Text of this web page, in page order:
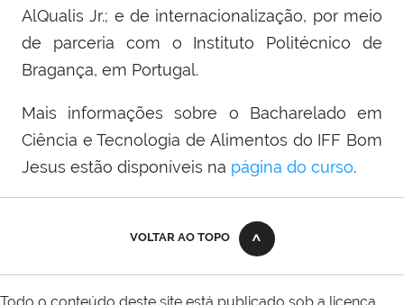
AlQualis Jr.; e de internacionalização, por meio
de parceria com o Instituto Politécnico de
Bragança, em Portugal.
Mais informações sobre o Bacharelado em
Ciência e Tecnologia de Alimentos do IFF Bom
Jesus estão disponíveis na página do curso.
VOLTAR AO TOPO